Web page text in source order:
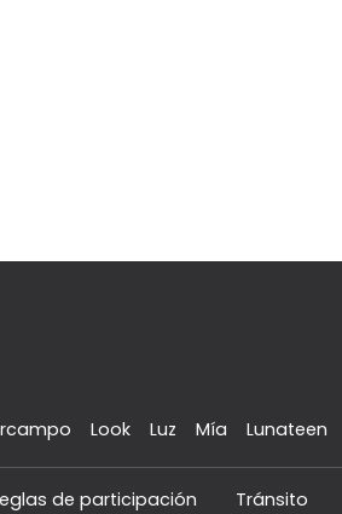
Look Luz Mía Lunateen
de participación Tránsito